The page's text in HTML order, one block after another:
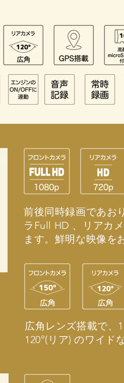
前後同時録画であお
ラFull HD 、リアカ
ます。鮮明な映像を
広角レンズ搭載で、
120°(リア) のワイド